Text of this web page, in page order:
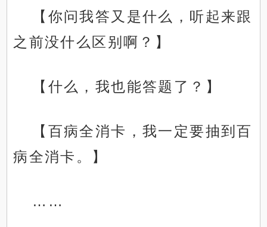
【你问我答又是什么，听起来跟
之前没什么区别啊？】
【什么，我也能答题了？】
【百病全消卡，我一定要抽到百
病全消卡。】
……